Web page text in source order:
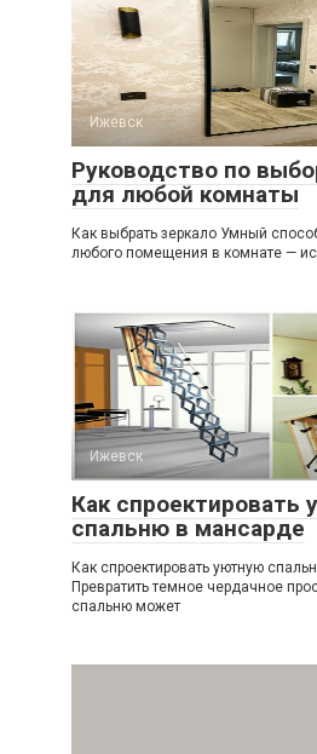
Ижевск
Руководство по
для любой комнаты
Как выбрать зеркало Умный
любого помещения в комнате —
Ижевск
Как спроектировать
спальню в мансарде
Как спроектировать уютную
Превратить темное чердачное
спальню может